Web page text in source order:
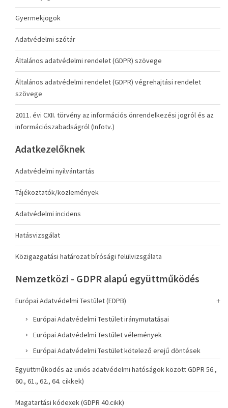
Gyermekjogok
Adatvédelmi szótár
Általános adatvédelmi rendelet (GDPR) szövege
Általános adatvédelmi rendelet (GDPR) végrehajtási rendelet
szövege
2011. évi CXII. törvény az információs önrendelkezési jogról és az
információszabadságról (Infotv.)
Adatkezelőknek
Adatvédelmi nyilvántartás
Tájékoztatók/közlemények
Adatvédelmi incidens
Hatásvizsgálat
Közigazgatási határozat bírósági felülvizsgálata
Nemzetközi - GDPR alapú együttműködés
Európai Adatvédelmi Testület (EDPB)
Európai Adatvédelmi Testület iránymutatásai
Európai Adatvédelmi Testület vélemények
Európai Adatvédelmi Testület kötelező erejű döntések
Együttműködés az uniós adatvédelmi hatóságok között GDPR 56.,
60., 61., 62., 64. cikkek)
Magatartási kódexek (GDPR 40.cikk)